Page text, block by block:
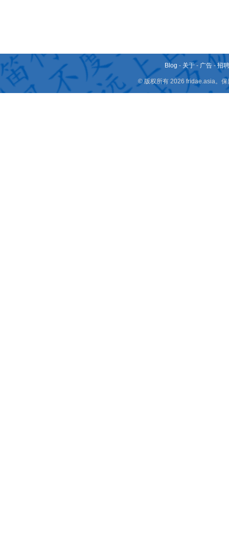
Blog - 关于 - 广告 -招
© 版权所有 2026 fridae.asia。